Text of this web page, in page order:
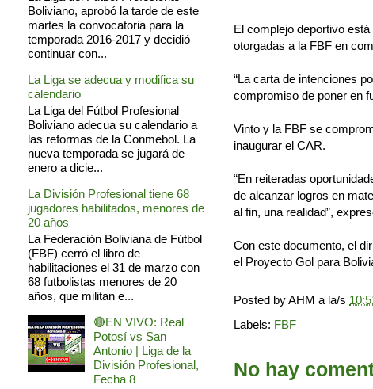
El complejo deportivo
otorgadas a la FBF en
“La carta de intenciones
compromiso de poner en
Vinto y la FBF se
inaugurar el CAR.
“En reiteradas
de alcanzar logros en
al fin, una realidad”,
Con este documento, el
el Proyecto Gol para
Posted byAHM a la/s
Labels: FBF
No hay
Boliviano, aprobó la tarde de este
martes la convocatoria para la
temporada 2016-2017 y decidió
continuar con...
La Liga se adecua y modifica su
calendario
La Liga del Fútbol Profesional
Boliviano adecua su calendario a
las reformas de la Conmebol. La
nueva temporada se jugará de
enero a dicie...
La División Profesional tiene 68
jugadores habilitados, menores de
20 años
La Federación Boliviana de Fútbol
(FBF) cerró el libro de
habilitaciones el 31 de marzo con
68 futbolistas menores de 20
años, que militan e...
🔴EN VIVO: Real
Potosí vs San
Antonio | Liga de la
División Profesional,
Fecha 8